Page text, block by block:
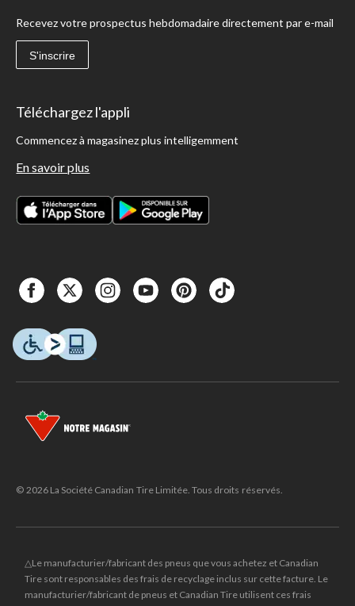
Recevez votre prospectus hebdomadaire directement par e-mail
S'inscrire
Téléchargez l'appli
Commencez à magasinez plus intelligemment
En savoir plus
© 2026 La Société Canadian Tire Limitée. Tous droits réservés.
△Le manufacturier/fabricant des pneus que vous achetez et Canadian
Tire sont responsables des frais de recyclage inclus sur cette facture. Le
manufacturier/fabricant de pneus et Canadian Tire utilisent ces frais